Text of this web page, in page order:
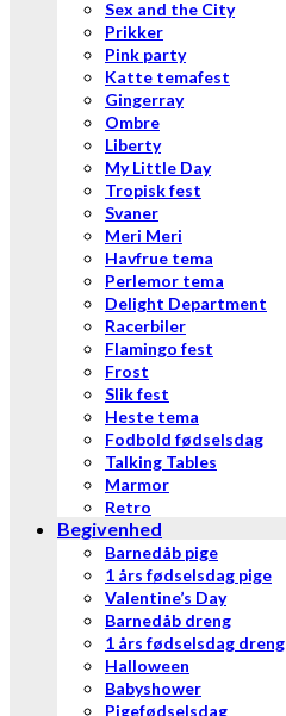
Sex and the City
Prikker
Pink party
Katte temafest
Gingerray
Ombre
Liberty
My Little Day
Tropisk fest
Svaner
Meri Meri
Havfrue tema
Perlemor tema
Delight Department
Racerbiler
Flamingo fest
Frost
Slik fest
Heste tema
Fodbold fødselsdag
Talking Tables
Marmor
Retro
Begivenhed
Barnedåb pige
1 års fødselsdag pige
Valentine’s Day
Barnedåb dreng
1 års fødselsdag dreng
Halloween
Babyshower
Pigefødselsdag